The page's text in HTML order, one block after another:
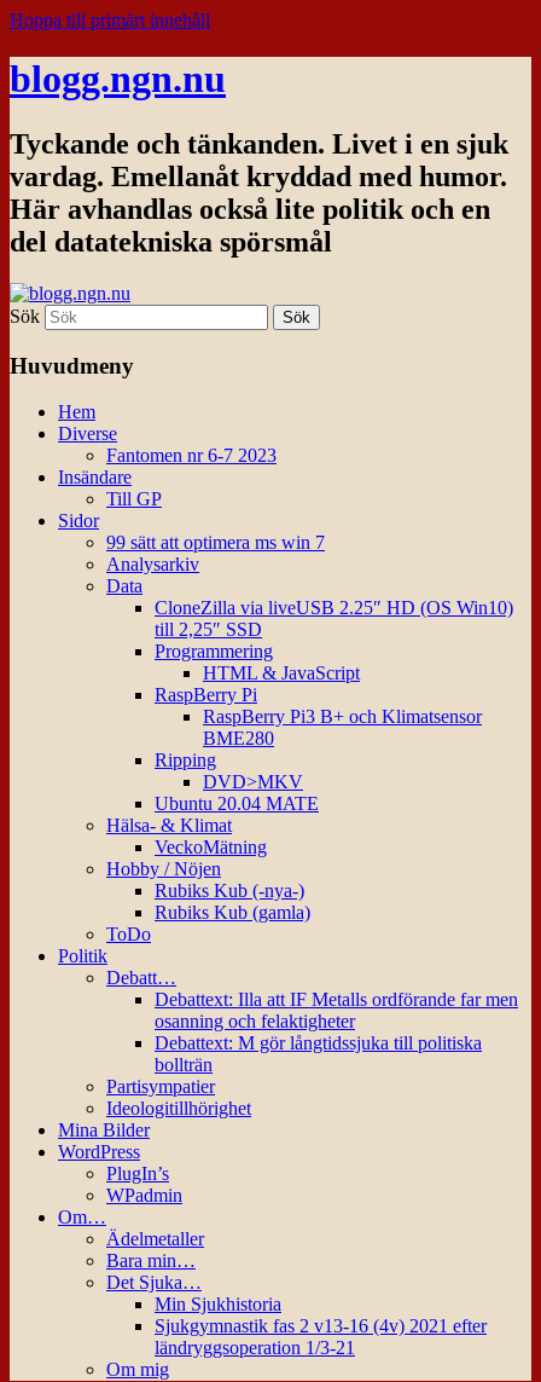
Hoppa till primärt innehåll
blogg.ngn.nu
Tyckande och tänkanden. Livet i en sjuk
vardag. Emellanåt kryddad med humor.
Här avhandlas också lite politik och en
del datatekniska spörsmål
Sök
Huvudmeny
Hem
Diverse
Fantomen nr 6-7 2023
Insändare
Till GP
Sidor
99 sätt att optimera ms win 7
Analysarkiv
Data
CloneZilla via liveUSB 2.25″ HD (OS Win10)
till 2,25″ SSD
Programmering
HTML & JavaScript
RaspBerry Pi
RaspBerry Pi3 B+ och Klimatsensor
BME280
Ripping
DVD>MKV
Ubuntu 20.04 MATE
Hälsa- & Klimat
VeckoMätning
Hobby / Nöjen
Rubiks Kub (-nya-)
Rubiks Kub (gamla)
ToDo
Politik
Debatt…
Debattext: Illa att IF Metalls ordförande far men
osanning och felaktigheter
Debattext: M gör långtidssjuka till politiska
bollträn
Partisympatier
Ideologitillhörighet
Mina Bilder
WordPress
PlugIn’s
WPadmin
Om…
Ädelmetaller
Bara min…
Det Sjuka…
Min Sjukhistoria
Sjukgymnastik fas 2 v13-16 (4v) 2021 efter
ländryggsoperation 1/3-21
Om mig